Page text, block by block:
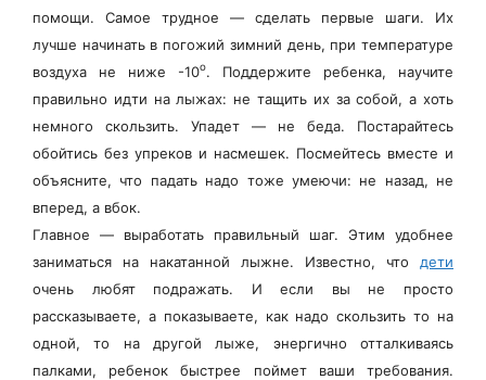
помощи. Самое трудное — сделать первые шаги. Их
лучше начинать в погожий зимний день, при температуре
воздуха не ниже -10о. Поддержите ребенка, научите
правильно идти на лыжах: не тащить их за собой, а хоть
немного скользить. Упадет — не беда. Постарайтесь
обойтись без упреков и насмешек. Посмейтесь вместе и
объясните, что падать надо тоже умеючи: не назад, не
вперед, а вбок.
Главное — выработать правильный шаг. Этим удобнее
заниматься на накатанной лыжне. Известно, что дети
очень любят подражать. И если вы не просто
рассказываете, а показываете, как надо скользить то на
одной, то на другой лыже, энергично отталкиваясь
палками, ребенок быстрее поймет ваши требования.